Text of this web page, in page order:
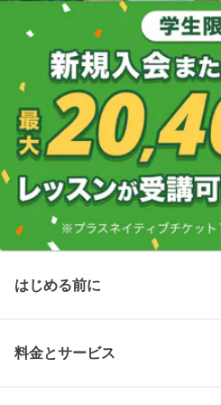
はじめる前に
料金とサービス